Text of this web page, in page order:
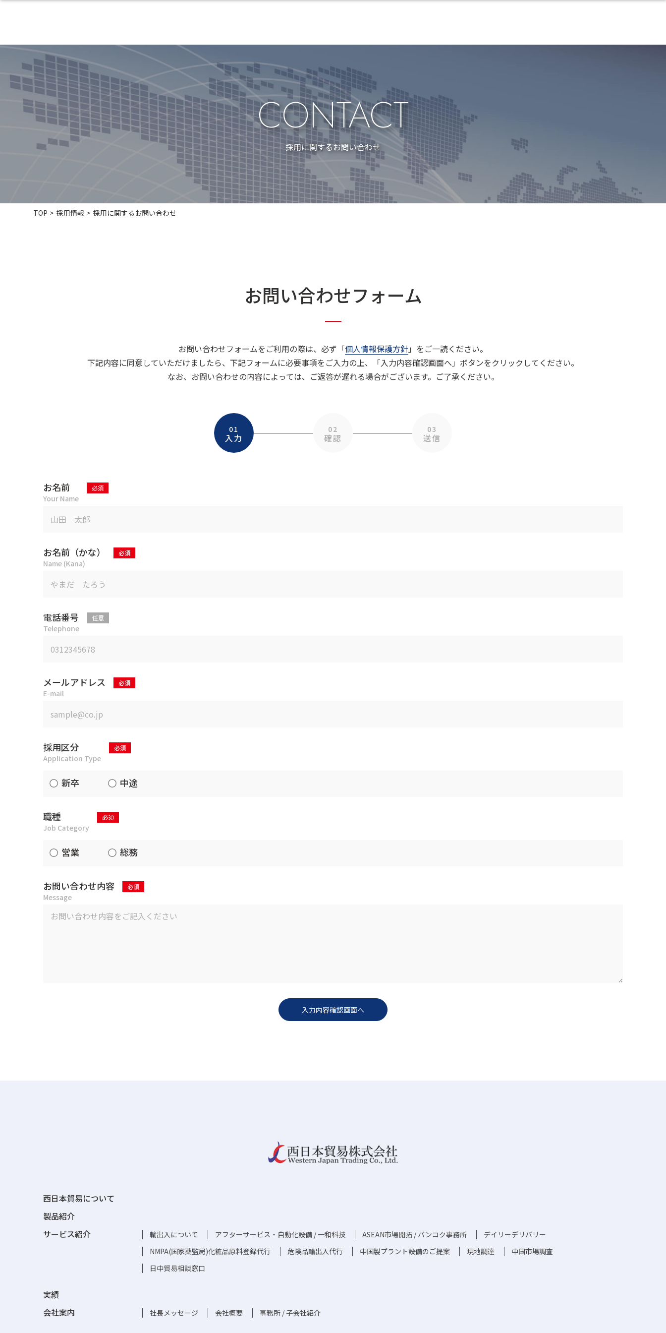
CONTACT
採用に関するお問い合わせ
TOP 採用情報 採用に関するお問い合わせ
お問い合わせフォーム
お問い合わせフォームをご利用の際は、必ず「個人情報保護方針」をご一読ください。
下記内容に同意していただけましたら、下記フォームに必要事項をご入力の上、「入力内容確認画面へ」ボタンをクリックしてください。
なお、お問い合わせの内容によっては、ご返答が遅れる場合がございます。ご了承ください。
入力 確認 送信
お名前
Your Name
お名前（かな）
Name (Kana)
電話番号
Telephone
メールアドレス
E-mail
採用区分
Application Type
新卒 中途
職種
Job Category
営業 総務
お問い合わせ内容
Message
西日本貿易について
製品紹介
サービス紹介
輸出入について アフターサービス・自動化設備 / 一和科技 ASEAN市場開拓 / バンコク事務所
デイリーデリバリー
NMPA(国家薬監局)化粧品原料登録代行
危険品輸出入代行 中国製プラント設備のご提案 現地調達
中国市場調査
日中貿易相談窓口
実績
会社案内
社長メッセージ 会社概要 事務所 / 子会社紹介